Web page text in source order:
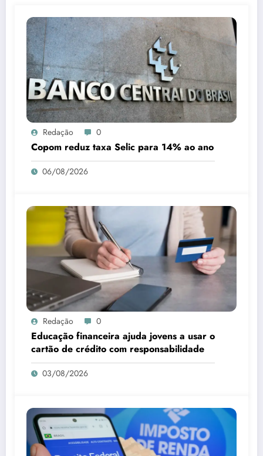
Redação 0
Copom reduz taxa Selic para 14% ao ano
06/08/2026
Redação 0
Educação financeira ajuda jovens a usar o
cartão de crédito com responsabilidade
03/08/2026